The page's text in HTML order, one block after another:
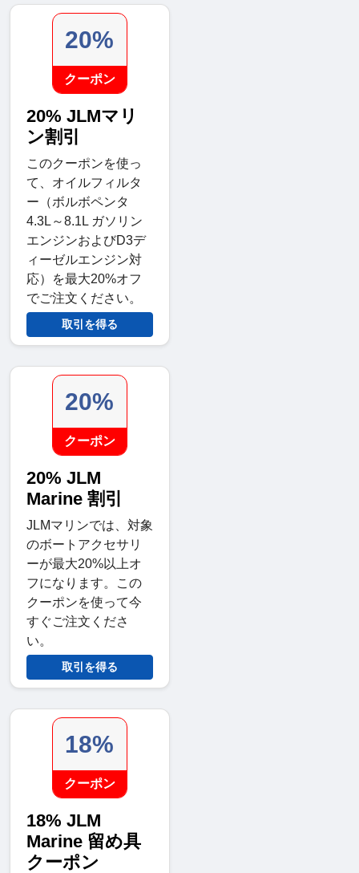
20%
クーポン
20% JLMマリ
ン割引
このクーポンを使っ
て、オイルフィルタ
ー（ボルボペンタ
4.3L～8.1L ガソリン
エンジンおよびD3デ
ィーゼルエンジン対
応）を最大20%オフ
でご注文ください。
取引を得る
20%
クーポン
20% JLM
Marine 割引
JLMマリンでは、対象
のボートアクセサリ
ーが最大20%以上オ
フになります。この
クーポンを使って今
すぐご注文くださ
い。
取引を得る
18%
クーポン
18% JLM
Marine 留め具
クーポン